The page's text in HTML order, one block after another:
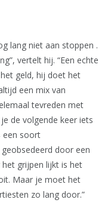
lang niet aan stoppen .
vertelt hij. “Een echte
geld, hij doet het
een mix van
tevreden met
de volgende keer iets
een soort
door een
grijpen lijkt is het
Maar je moet het
zo lang door.”